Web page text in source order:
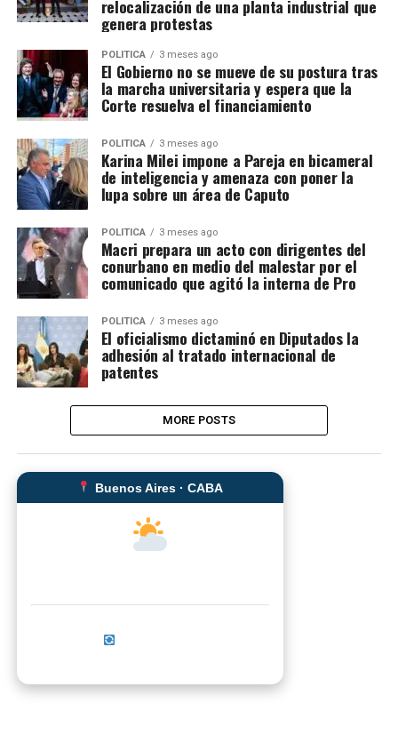
relocalización de una planta industrial que
genera protestas
POLITICA 3 meses ago
El Gobierno no se mueve de su postura tras
la marcha universitaria y espera que la
Corte resuelva el financiamiento
POLITICA 3 meses ago
Karina Milei impone a Pareja en bicameral
de inteligencia y amenaza con poner la
lupa sobre un área de Caputo
POLITICA 3 meses ago
Macri prepara un acto con dirigentes del
conurbano en medio del malestar por el
comunicado que agitó la interna de Pro
POLITICA 3 meses ago
El oficialismo dictaminó en Diputados la
adhesión al tratado internacional de
patentes
MORE POSTS
Buenos Aires · CABA